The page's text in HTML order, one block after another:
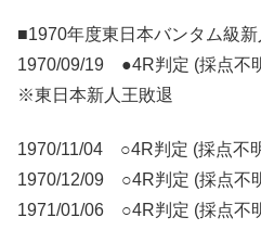
■1970年度東日本バンタム級
1970/09/19 ●4R判定 (採点不
※東日本新人王敗退
1970/11/04 ○4R判定 (採点不
1970/12/09 ○4R判定 (採点不
1971/01/06 ○4R判定 (採点不